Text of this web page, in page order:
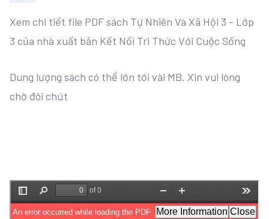
Xem chi tiết file PDF sách Tự Nhiên Và Xã Hội 3 - Lớp
3 của nhà xuất bản Kết Nối Tri Thức Với Cuộc Sống
Dung lượng sách có thể lớn tới vài MB. Xin vui lòng
chờ đôi chút